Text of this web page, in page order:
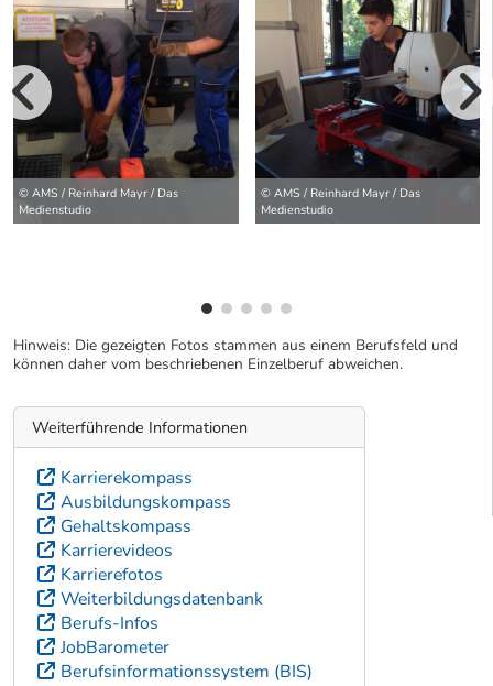
© AMS / Reinhard Mayr / Das
Medienstudio
© AMS / Reinhard Mayr / Das
Medienstudio
Hinweis: Die gezeigten Fotos stammen aus einem Berufsfeld und
können daher vom beschriebenen Einzelberuf abweichen.
Weiterführende Informationen
Karrierekompass
Ausbildungskompass
Gehaltskompass
Karrierevideos
Karrierefotos
Weiterbildungsdatenbank
Berufs-Infos
JobBarometer
Berufsinformationssystem (BIS)